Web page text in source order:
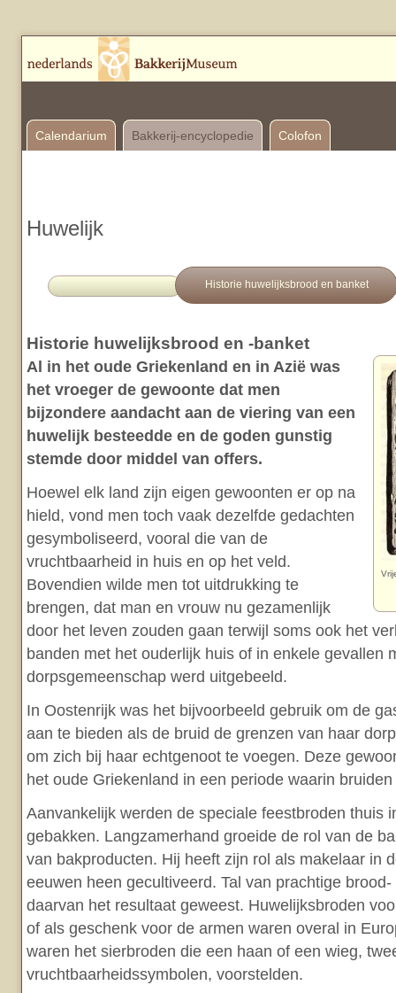
Calendarium Bakkerij-encyclopedie Colofon
Huwelijk
Historie huwelijksbrood en banket
Historie huwelijksbrood en -banket
Al in het oude Griekenland en in Azië was
het vroeger de gewoonte dat men
bijzondere aandacht aan de viering van een
huwelijk besteedde en de goden gunstig
stemde door middel van offers.
Hoewel elk land zijn eigen gewoonten er op na
hield, vond men toch vaak dezelfde gedachten
gesymboliseerd, vooral die van de
vruchtbaarheid in huis en op het veld.
Bovendien wilde men tot uitdrukking te
brengen, dat man en vrouw nu gezamenlijk
door het leven zouden gaan terwijl soms ook het
banden met het ouderlijk huis of in enkele gevallen
dorpsgemeenschap werd uitgebeeld.
In Oostenrijk was het bijvoorbeeld gebruik om de
aan te bieden als de bruid de grenzen van haar
om zich bij haar echtgenoot te voegen. Deze
het oude Griekenland in een periode waarin
Aanvankelijk werden de speciale feestbroden thuis
gebakken. Langzamerhand groeide de rol van de
van bakproducten. Hij heeft zijn rol als makelaar in
eeuwen heen gecultiveerd. Tal van prachtige
daarvan het resultaat geweest. Huwelijksbroden
of als geschenk voor de armen waren overal in
waren het sierbroden die een haan of een wieg,
vruchtbaarheidssymbolen, voorstelden.